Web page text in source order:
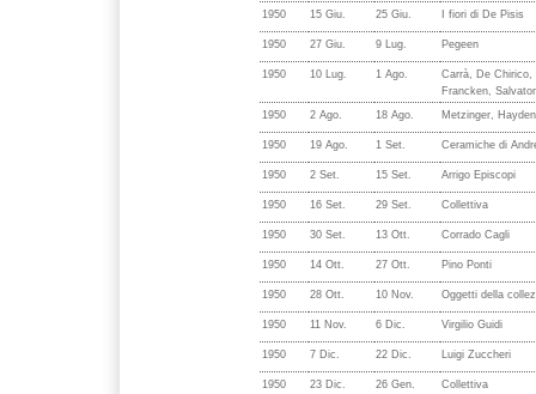
1950
15 Giu. 25 Giu. I fiori di De Pisis
1950 27 Giu. 9 Lug. Pegeen
1950 10 Lug. 1 Ago.
Carrà, De Chirico,
Francken,
1950
2 Ago. 18 Ago. Metzinger,
1950 19 Ago. 1 Set. Ceramiche di
1950 2 Set. 15 Set. Arrigo Episcopi
1950 16 Set. 29 Set. Collettiva
1950 30 Set. 13 Ott. Corrado Cagli
1950 14 Ott. 27 Ott. Pino Ponti
1950 28 Ott. 10 Nov. Oggetti della
1950 11 Nov. 6 Dic. Virgilio Guidi
1950 7 Dic. 22 Dic. Luigi Zuccheri
1950 23 Dic. 26 Gen. Collettiva